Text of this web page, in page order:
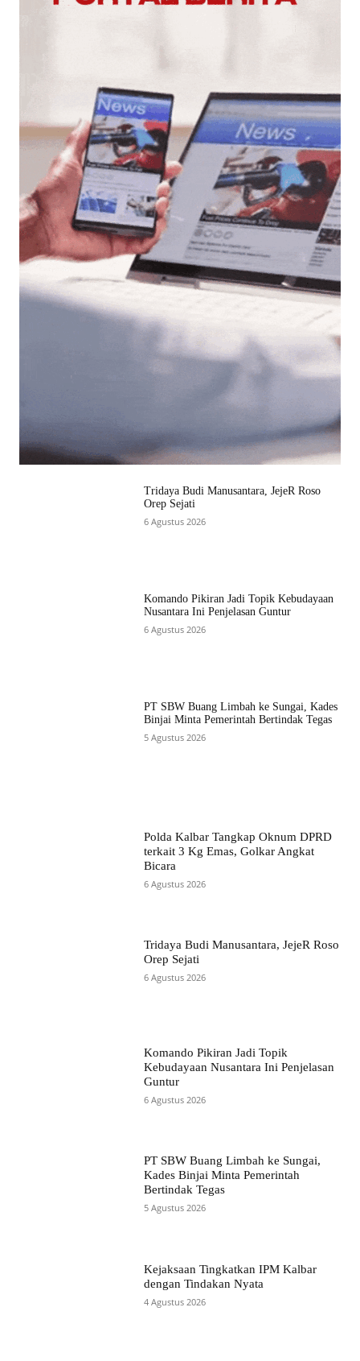
Tridaya Budi Manusantara, JejeR Roso
Orep Sejati
6 Agustus 2026
Komando Pikiran Jadi Topik Kebudayaan
Nusantara Ini Penjelasan Guntur
6 Agustus 2026
PT SBW Buang Limbah ke Sungai, Kades
Binjai Minta Pemerintah Bertindak Tegas
5 Agustus 2026
Polda Kalbar Tangkap Oknum DPRD
terkait 3 Kg Emas, Golkar Angkat
Bicara
6 Agustus 2026
Tridaya Budi Manusantara, JejeR Roso
Orep Sejati
6 Agustus 2026
Komando Pikiran Jadi Topik
Kebudayaan Nusantara Ini Penjelasan
Guntur
6 Agustus 2026
PT SBW Buang Limbah ke Sungai,
Kades Binjai Minta Pemerintah
Bertindak Tegas
5 Agustus 2026
Kejaksaan Tingkatkan IPM Kalbar
dengan Tindakan Nyata
4 Agustus 2026